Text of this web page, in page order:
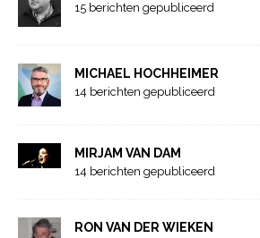
15 berichten gepubliceerd
MICHAEL HOCHHEIMER
14 berichten gepubliceerd
MIRJAM VAN DAM
14 berichten gepubliceerd
RON VAN DER WIEKEN